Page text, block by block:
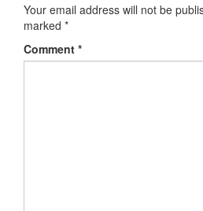
Your email address will not be
marked *
Comment *